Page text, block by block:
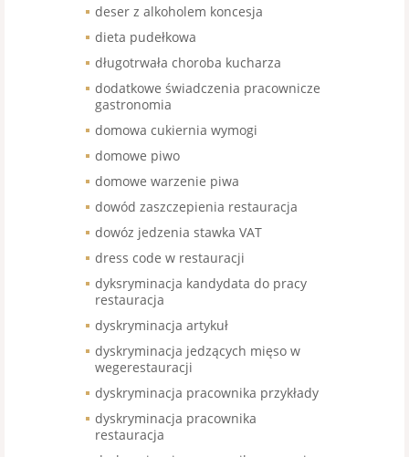
deser z alkoholem koncesja
dieta pudełkowa
długotrwała choroba kucharza
dodatkowe świadczenia pracownicze
gastronomia
domowa cukiernia wymogi
domowe piwo
domowe warzenie piwa
dowód zaszczepienia restauracja
dowóz jedzenia stawka VAT
dress code w restauracji
dyksryminacja kandydata do pracy
restauracja
dyskryminacja artykuł
dyskryminacja jedzących mięso w
wegerestauracji
dyskryminacja pracownika przykłady
dyskryminacja pracownika
restauracja